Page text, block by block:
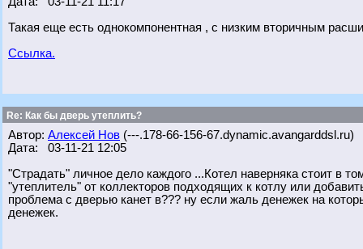
Такая еще есть однокомпонентная , с низким вторичным
Ссылка.
Re: Как бы дверь утеплить?
Автор: Алексей Нов (---.178-66-156-67.dynamic.avangarddsl.ru)
Дата: 03-11-21 12:05
"Страдать" личное дело каждого ...Котел наверняка стоит в
"утеплитель" от коллекторов подходящих к котлу или
проблема с дверью канет в??? ну если жаль денежек на
денежек.